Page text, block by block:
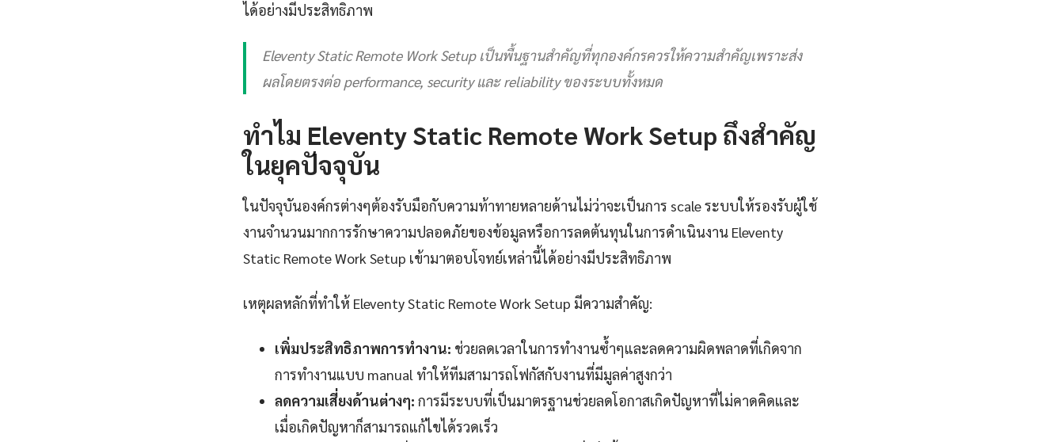
ได้อย่างมีประสิทธิภาพ
Eleventy Static Remote Work Setup เป็นพื้นฐานสำคัญที่ทุกองค์กรควรให้ความสำคัญเพราะส่ง
ผลโดยตรงต่อ performance, security และ reliability ของระบบทั้งหมด
ทำไม Eleventy Static Remote Work Setup ถึงสำคัญ
ในยุคปัจจุบัน
ในปัจจุบันองค์กรต่างๆต้องรับมือกับความท้าทายหลายด้านไม่ว่าจะเป็นการ scale ระบบให้รองรับผู้ใช้
งานจำนวนมากการรักษาความปลอดภัยของข้อมูลหรือการลดต้นทุนในการดำเนินงาน Eleventy
Static Remote Work Setup เข้ามาตอบโจทย์เหล่านี้ได้อย่างมีประสิทธิภาพ
เหตุผลหลักที่ทำให้ Eleventy Static Remote Work Setup มีความสำคัญ:
เพิ่มประสิทธิภาพการทำงาน: ช่วยลดเวลาในการทำงานซ้ำๆและลดความผิดพลาดที่เกิดจาก
การทำงานแบบ manual ทำให้ทีมสามารถโฟกัสกับงานที่มีมูลค่าสูงกว่า
ลดความเสี่ยงด้านต่างๆ: การมีระบบที่เป็นมาตรฐานช่วยลดโอกาสเกิดปัญหาที่ไม่คาดคิดและ
เมื่อเกิดปัญหาก็สามารถแก้ไขได้รวดเร็ว